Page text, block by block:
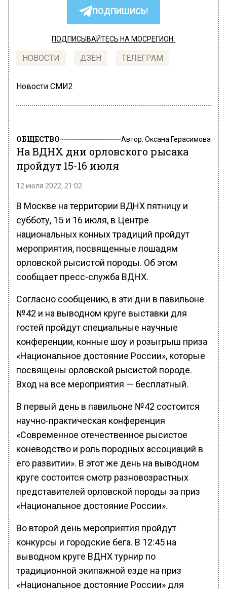
ПОДПИШИСЬ!
ПОДПИСЫВАЙТЕСЬ НА МОСРЕГИОН:
НОВОСТИ ДЗЕН ТЕЛЕГРАМ
Новости СМИ2
ОБЩЕСТВО Автор: Оксана Герасимова
На ВДНХ дни орловского рысака
пройдут 15-16 июля
12 июля 2022, 21:02
В Москве на территории ВДНХ пятницу и
субботу, 15 и 16 июля, в Центре
национальных конных традиций пройдут
мероприятия, посвященные лошадям
орловской рысистой породы. Об этом
сообщает пресс-служба ВДНХ.
Согласно сообщению, в эти дни в павильоне
№42 и на выводном круге выставки для
гостей пройдут специальные научные
конференции, конные шоу и розыгрыш приза
«Национальное достояние России», которые
посвящены орловской рысистой породе.
Вход на все мероприятия — бесплатный.
В первый день в павильоне №42 состоится
научно-практическая конференция
«Современное отечественное рысистое
коневодство и роль породных ассоциаций в
его развитии». В этот же день на выводном
круге состоится смотр разновозрастных
представителей орловской породы за приз
«Национальное достояние России».
Во второй день мероприятия пройдут
конкурсы и городские бега. В 12:45 на
выводном круге ВДНХ турнир по
традиционной экипажной езде на приз
«Национальное достояние России» для